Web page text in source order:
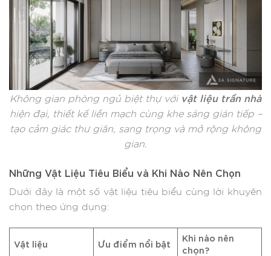
Không gian phòng ngủ biệt thự với vật liệu trần nhà
hiện đại, thiết kế liền mạch cùng khe sáng gián tiếp –
tạo cảm giác thư giãn, sang trọng và mở rộng không
gian.
Những Vật Liệu Tiêu Biểu và Khi Nào Nên Chọn
Dưới đây là một số vật liệu tiêu biểu cùng lời khuyên
chọn theo ứng dụng:
Vật liệu Ưu điểm nổi bật
Khi nào nên
chọn?